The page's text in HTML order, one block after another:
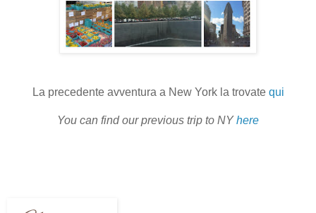
La precedente avventura a New York la trovate qui
You can find our previous trip to NYhere